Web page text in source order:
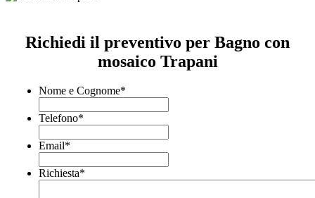
Richiedi il preventivo per Bagno con
mosaico Trapani
Nome e Cognome*
Telefono*
Email*
Richiesta*